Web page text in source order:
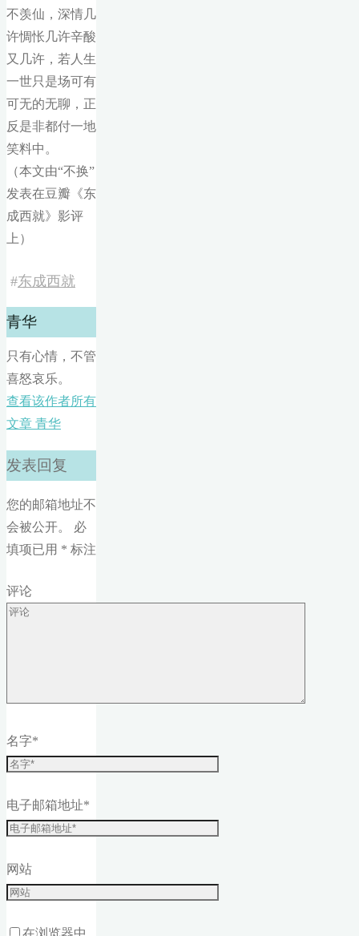
不羡仙，深情几
许惆怅几许辛酸
又几许，若人生
一世只是场可有
可无的无聊，正
反是非都付一地
笑料中。
（本文由“不换”
发表在豆瓣《东
成西就》影评
上）
#东成西就
青华
只有心情，不管
喜怒哀乐。
查看该作者所有
文章 青华
发表回复
您的邮箱地址不
会被公开。
必
填项已用 * 标注
评论
名字*
电子邮箱地址*
网站
在浏览器中